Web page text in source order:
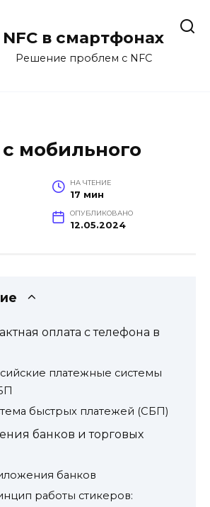
NFC в смартфонах
Решение проблем с NFC
мобильного
НА ЧТЕНИЕ
17 мин
ОПУБЛИКОВАНО
12.05.2024
оплата с телефона в
платежные системы
быстрых платежей (СБП)
банков и торговых
банков
работы стикеров: